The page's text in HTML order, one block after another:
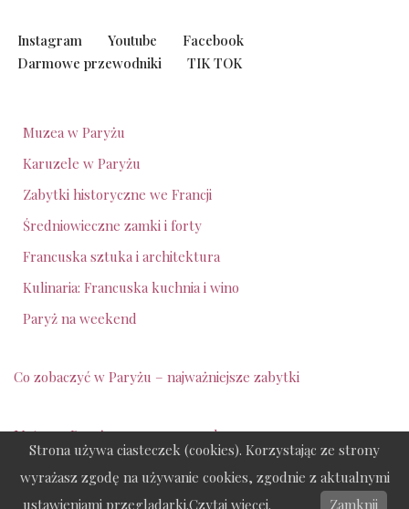
Instagram Youtube
Facebook
Darmowe przewodniki
TIK TOK
Muzea w Paryżu
Karuzele w Paryżu
Zabytki historyczne we Francji
Średniowieczne zamki i forty
Francuska sztuka i architektura
Kulinaria: Francuska kuchnia i wino
Paryż na weekend
Co zobaczyć w Paryżu – najważniejsze zabytki
Metro wParyżu - ceny - 2025 rok
Neve| Powered by WordPress
Strona używa ciasteczek (cookies). Korzystając ze strony
wyrażasz zgodę na używanie cookies, zgodnie z aktualnymi
ustawieniami przeglądarki.Czytaj więcej.
Zamknij